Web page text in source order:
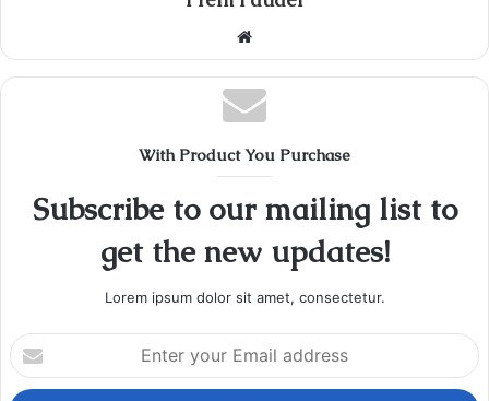
Website
With Product You Purchase
Subscribe to our mailing list to
get the new updates!
Lorem ipsum dolor sit amet, consectetur.
Enter
your
Email